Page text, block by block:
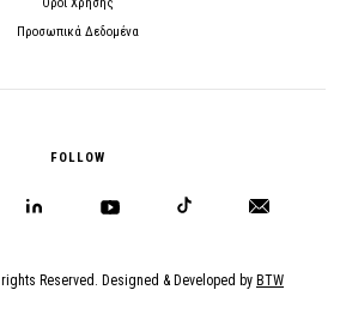
Προσωπικά Δεδομένα
FOLLOW
Reserved. Designed & Developed by BTW